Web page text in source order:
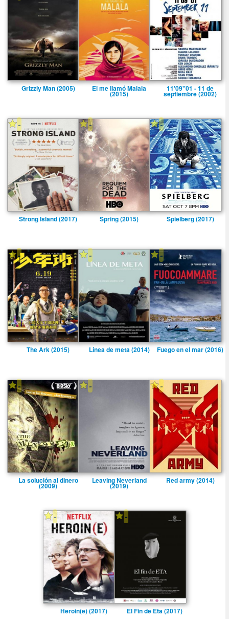
Grizzly Man (2005) El me llamó Malala
(2015)
11'09''01 - 11 de
septiembre (2002)
-
Strong Island (2017)
-
Spring (2015)
-
Spielberg (2017)
-
The Ark (2015)
-
Lí­nea de meta (2014)
-
Fuego en el mar (2016)
-
La solución al dinero
(2009)
-
Leaving Neverland
(2019)
-
Red army (2014)
-
Heroin(e) (2017)
-
El Fin de Eta (2017)